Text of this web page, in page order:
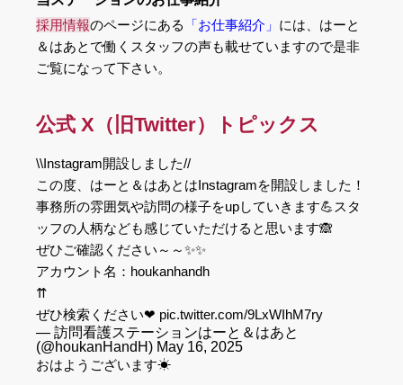
採用情報のページにある 「お仕事紹介」 には、はーと
＆はあとで働くスタッフの声も載せていますので是非
ご覧になって下さい。
スタッフの様子や事務所の雰囲気をupしていきますの
houkanhandh、リンク先は
公式 X（旧Twitter）トピックス
\\Instagram開設しました//
この度、はーと＆はあとはInstagramを開設しました！
事務所の雰囲気や訪問の様子をupしていきます💪スタ
ッフの人柄なども感じていただけると思います🙈
ぜひご確認ください～～✨✨
アカウント名：houkanhandh
⇈
ぜひ検索ください❤ pic.twitter.com/9LxWIhM7ry
— 訪問看護ステーションはーと＆はあと
(@houkanHandH) May 16, 2025
おはようございます☀